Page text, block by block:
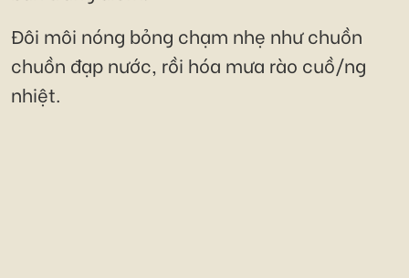
Đôi môi nóng bỏng chạm nhẹ như chuồn
chuồn đạp nước, rồi hóa mưa rào cuồ/ng
nhiệt.